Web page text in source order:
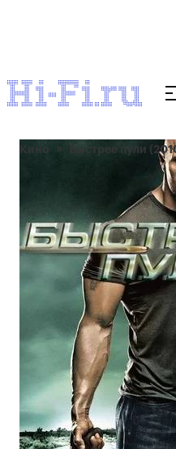
Кино Быстрее пули